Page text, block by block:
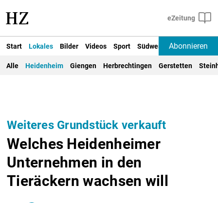
Start Lokales Bilder Videos Sport Südwest Deutschland
Abonnieren
Alle Heidenheim Giengen Herbrechtingen Gerstetten
Weiteres Grundstück verkauft
Welches Heidenheimer
Unternehmen in den
Tieräckern wachsen will